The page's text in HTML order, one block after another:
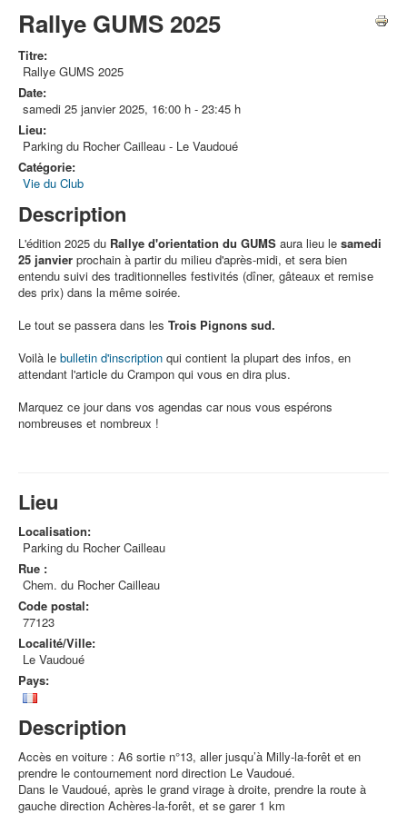
Rallye GUMS 2025
Titre:
Rallye GUMS 2025
Date:
samedi 25 janvier 2025, 16:00 h - 23:45 h
Lieu:
Parking du Rocher Cailleau - Le Vaudoué
Catégorie:
Vie du Club
Description
L'édition 2025 du Rallye d'orientation du GUMS aura lieu le samedi
25 janvier prochain à partir du milieu d'après-midi, et sera bien
entendu suivi des traditionnelles festivités (dîner, gâteaux et remise
des prix) dans la même soirée.
Le tout se passera dans les Trois Pignons sud.
Voilà le bulletin d'inscription qui contient la plupart des infos, en
attendant l'article du Crampon qui vous en dira plus.
Marquez ce jour dans vos agendas car nous vous espérons
nombreuses et nombreux !
Lieu
Localisation:
Parking du Rocher Cailleau
Rue :
Chem. du Rocher Cailleau
Code postal:
77123
Localité/Ville:
Le Vaudoué
Pays:
Description
Accès en voiture : A6 sortie n°13, aller jusqu’à Milly-la-forêt et en
prendre le contournement nord direction Le Vaudoué.
Dans le Vaudoué, après le grand virage à droite, prendre la route à
gauche direction Achères-la-forêt, et se garer 1 km